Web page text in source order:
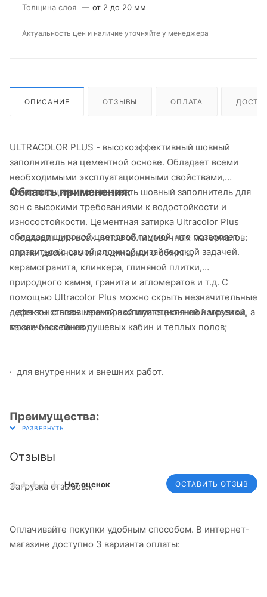
Толщина слоя — от 2 до 20 мм
Актуальность цен и наличие уточняйте у менеджера
ОПИСАНИЕ ОТЗЫВЫ ОПЛАТА
ULTRACOLOR PLUS - высокоэффективный шовный
заполнитель на цементной основе. Обладает всеми
необходимыми эксплуатационными свойствами,
позволяющими использовать шовный заполнитель для
зон с высокими требованиями к водостойкости и
износостойкости. Цементная затирка Ultracolor Plus
обладает широкой цветовой гаммой, что позволяет
справиться с самой сложной дизайнерской задачей.
Область применения:
· подходит для всех типов облицовочных материалов:
плитки двойного или одинарного обжига,
керамогранита, клинкера, глиняной плитки,
природного камня, гранита и агломератов и т.д. С
помощью Ultracolor Plus можно скрыть незначительные
дефекты стыков мраморной или стеклянной мозаики,
мозаичных панно;
· для зон с повышенной эксплуатационной нагрузкой, а
также бассейнов душевых кабин и теплых полов;
· для внутренних и внешних работ.
Преимущества:
Отзывы
Нет оценок ОСТАВИТЬ ОТЗЫВ
Загрузка отзывов...
Оплачивайте покупки удобным способом. В интернет-
магазине доступно 3 варианта оплаты: